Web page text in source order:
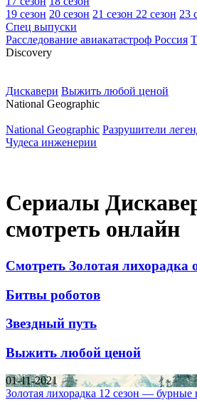
19 сезон 20 сезон 21 сезон 22 сезон 23
Спец выпуски
Расследование авиакатастроф Россия
Discovery
Дискавери Выжить любой ценой
National Geographic
National Geographic Разрушители
Чудеса инженерии
Сериалы
смотреть онлайн
Смотреть Золотая лихорадка
Битвы роботов
Звездный путь
Выжить любой ценой
01-11-2021
Золотая лихорадка 12 сезон — бурные